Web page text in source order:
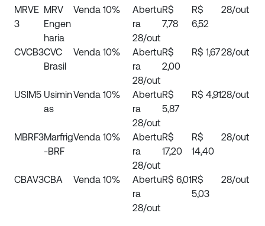
MRVE
3
MRV
Engen
haria
Venda 10%
Abertu
ra
28/out
R$
7,78
R$
6,52
28/out
CVCB3CVC
Brasil
Venda 10%
Abertu
ra
28/out
R$
2,00
R$ 1,6728/out
USIM5 Usimin
as
Venda 10%
Abertu
ra
28/out
R$
5,87
R$ 4,9128/out
MBRF3Marfrig
-BRF
Venda 10%
Abertu
ra
28/out
R$
17,20
R$
14,40
28/out
CBAV3CBA Venda 10%
Abertu
ra
28/out
R$ 6,01R$
5,03
28/out